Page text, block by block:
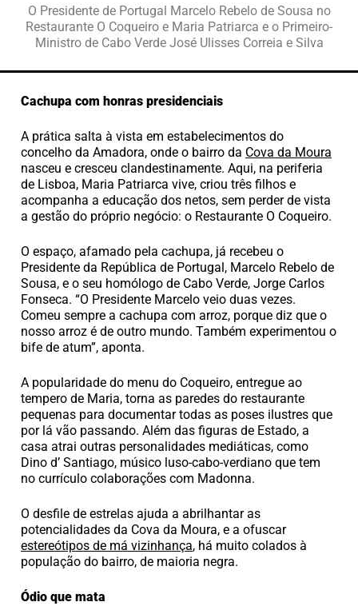
O Presidente de Portugal Marcelo Rebelo de Sousa no
Restaurante O Coqueiro e Maria Patriarca e o Primeiro-
Ministro de Cabo Verde José Ulisses Correia e Silva
Cachupa com honras presidenciais
A prática salta à vista em estabelecimentos do
concelho da Amadora, onde o bairro da Cova da Moura
nasceu e cresceu clandestinamente. Aqui, na periferia
de Lisboa, Maria Patriarca vive, criou três filhos e
acompanha a educação dos netos, sem perder de vista
a gestão do próprio negócio: o Restaurante O Coqueiro.
O espaço, afamado pela cachupa, já recebeu o
Presidente da República de Portugal, Marcelo Rebelo de
Sousa, e o seu homólogo de Cabo Verde, Jorge Carlos
Fonseca. “O Presidente Marcelo veio duas vezes.
Comeu sempre a cachupa com arroz, porque diz que o
nosso arroz é de outro mundo. Também experimentou o
bife de atum”, aponta.
A popularidade do menu do Coqueiro, entregue ao
tempero de Maria, torna as paredes do restaurante
pequenas para documentar todas as poses ilustres que
por lá vão passando. Além das figuras de Estado, a
casa atrai outras personalidades mediáticas, como
Dino d’ Santiago, músico luso-cabo-verdiano que tem
no currículo colaborações com Madonna.
O desfile de estrelas ajuda a abrilhantar as
potencialidades da Cova da Moura, e a ofuscar
estereótipos de má vizinhança, há muito colados à
população do bairro, de maioria negra.
Ódio que mata